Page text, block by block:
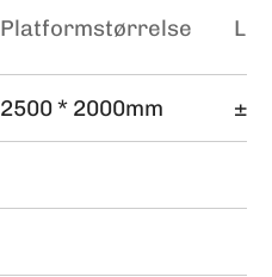
Platformstørrelse
2500 * 2000mm ±